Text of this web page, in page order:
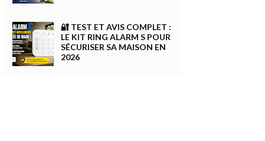
🔐 TEST ET AVIS COMPLET :
LE KIT RING ALARM S POUR
SÉCURISER SA MAISON EN
2026